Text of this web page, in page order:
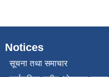
Notices
सूचना तथा समाचार